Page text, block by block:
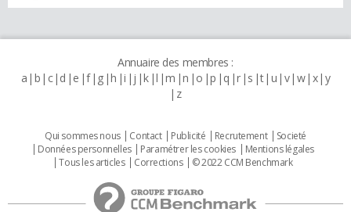
Annuaire des membres :
a b c d e f g h i j k l m n o p q r s t u v w x y
z
Qui sommes nous Contact Publicité Recrutement
Societé
Données personnelles
Paramétrer les cookies
Mentions légales
Tous les articles
Corrections © 2022 CCM Benchmark